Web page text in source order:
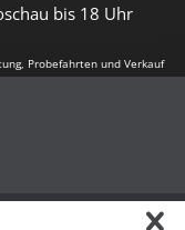
bis 18 Uhr
Probefahrten und Verkauf